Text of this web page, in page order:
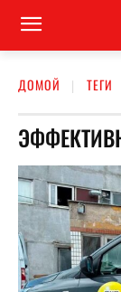
ДОМОЙ ТЕГИ